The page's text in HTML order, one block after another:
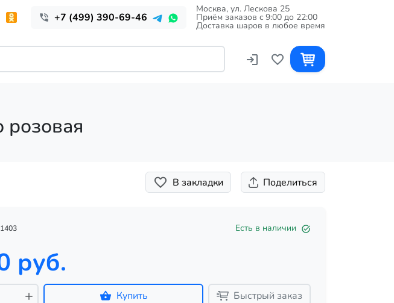
+7 (499) 390-69-46
Москва, ул. Лескова 25
Приём заказов c 9:00 до 22:00
Доставка шаров в любое время
В закладки Поделиться
Есть в наличии
руб.
Купить Быстрый заказ